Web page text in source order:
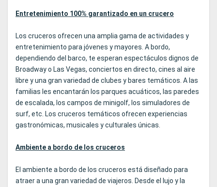
Entretenimiento 100% garantizado en un crucero
Los cruceros ofrecen una amplia gama de actividades y
entretenimiento para jóvenes y mayores. A bordo,
dependiendo del barco, te esperan espectáculos dignos de
Broadway o Las Vegas, conciertos en directo, cines al aire
libre y una gran variedad de clubes y bares temáticos. A las
familias les encantarán los parques acuáticos, las paredes
de escalada, los campos de minigolf, los simuladores de
surf, etc. Los cruceros temáticos ofrecen experiencias
gastronómicas, musicales y culturales únicas.
Ambiente a bordo de los cruceros
El ambiente a bordo de los cruceros está diseñado para
atraer a una gran variedad de viajeros. Desde el lujo y la